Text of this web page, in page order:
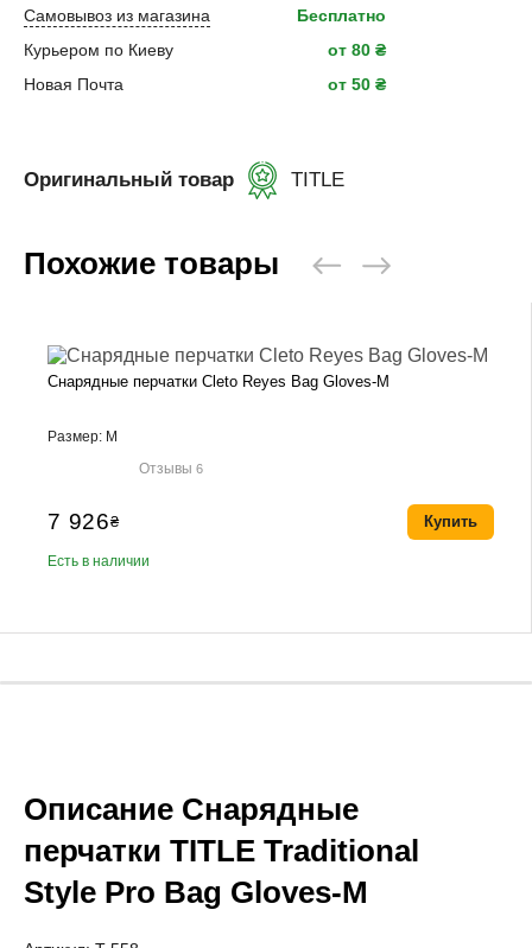
Самовывоз из магазина
Бесплатно
Курьером по Киеву
от 80 ₴
Новая Почта
от 50 ₴
Оригинальный товар TITLE
Похожие товары
Снарядные перчатки Cleto Reyes Bag Gloves-M
Размер: M
Отзывы6
7 926₴
Есть в наличии
Купить
Описание Снарядные
перчатки TITLE Traditional
Style Pro Bag Gloves-M